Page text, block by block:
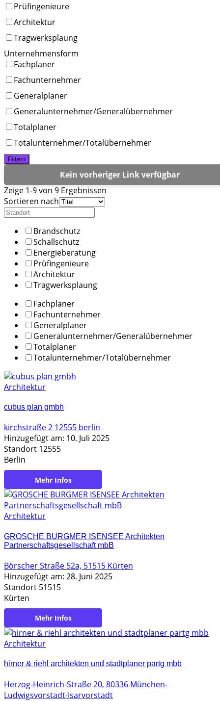
Prüfingenieure
Architektur
Tragwerksplaung
Unternehmensform
Fachplaner
Fachunternehmer
Generalplaner
Generalunternehmer/Generalübernehmer
Totalplaner
Totalunternehmer/Totalübernehmer
Filtern
Kein vorheriger Link verfügbar
Zeige 1-9 von 9 Ergebnissen
Sortieren nach
Brandschutz
Schallschutz
Energieberatung
Prüfingenieure
Architektur
Tragwerksplaung
Fachplaner
Fachunternehmer
Generalplaner
Generalunternehmer/Generalübernehmer
Totalplaner
Totalunternehmer/Totalübernehmer
Architektur
cubus plan gmbh
kirchstraße 2 12555 berlin
Hinzugefügt am: 10. Juli 2025
Standort 12555
Berlin
https://cubus-plan.com
Architektur
GROSCHE BURGMER ISENSEE Architekten
Partnerschaftsgesellschaft mbB
Börscher Straße 52a, 51515 Kürten
Hinzugefügt am: 28. Juni 2025
Standort 51515
Kürten
https://grosche-burgmer-isensee.de/
Architektur
hirner & riehl architekten und stadtplaner partg mbb
Herzog-Heinrich-Straße 20, 80336 München-
Ludwigsvorstadt-Isarvorstadt